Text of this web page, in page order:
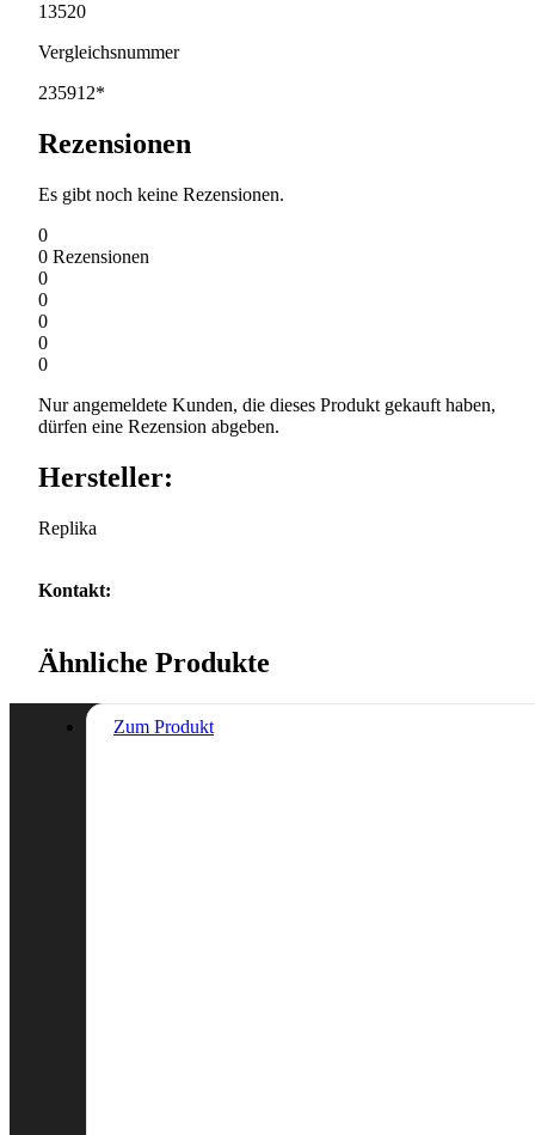
13520
Vergleichsnummer
235912*
Rezensionen
Es gibt noch keine Rezensionen.
0
0 Rezensionen
0
0
0
0
0
Nur angemeldete Kunden, die dieses Produkt gekauft haben,
dürfen eine Rezension abgeben.
Hersteller:
Replika
Kontakt:
Ähnliche Produkte
Zum Produkt